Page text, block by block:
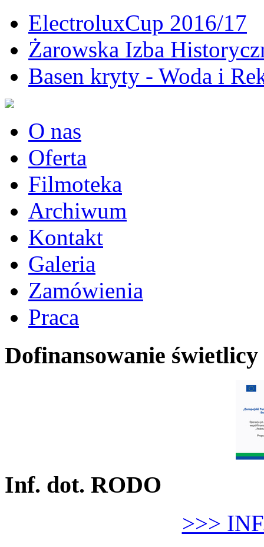
ElectroluxCup 2016/17
Żarowska Izba
Basen kryty - Woda i
O nas
Oferta
Filmoteka
Archiwum
Kontakt
Galeria
Zamówienia
Praca
Dofinansowanie świetlicy
Inf. dot. RODO
>>>